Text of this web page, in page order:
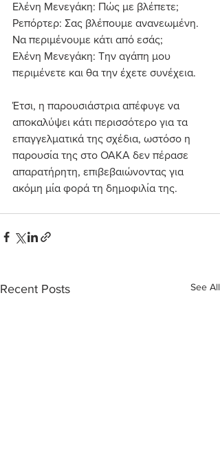
Ελένη Μενεγάκη: Πώς με βλέπετε;
Ρεπόρτερ: Σας βλέπουμε ανανεωμένη.
Να περιμένουμε κάτι από εσάς;
Ελένη Μενεγάκη: Την αγάπη μου
περιμένετε και θα την έχετε συνέχεια.
Έτσι, η παρουσιάστρια απέφυγε να
αποκαλύψει κάτι περισσότερο για τα
επαγγελματικά της σχέδια, ωστόσο η
παρουσία της στο ΟΑΚΑ δεν πέρασε
απαρατήρητη, επιβεβαιώνοντας για
ακόμη μία φορά τη δημοφιλία της.
Recent Posts See All